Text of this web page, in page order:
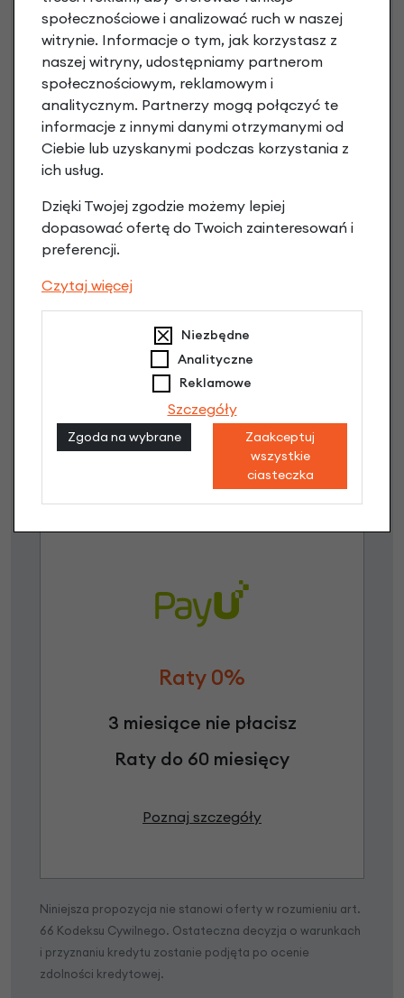
Raty do 60 miesięcy
Poznaj szczegóły
Raty 0%
3 miesiące nie płacisz
Raty do 60 miesięcy
Poznaj szczegóły
Raty 0%
3 miesiące nie płacisz
Raty do 60 miesięcy
Poznaj szczegóły
Niniejsza propozycja nie stanowi oferty w rozumieniu art.
66 Kodeksu Cywilnego. Ostateczna decyzja o warunkach
i przyznaniu kredytu zostanie podjęta po ocenie
zdolności kredytowej.
społecznościowe i analizować ruch w naszej
witrynie. Informacje o tym, jak korzystasz z
naszej witryny, udostępniamy partnerom
społecznościowym, reklamowym i
analitycznym. Partnerzy mogą połączyć te
informacje z innymi danymi otrzymanymi od
Ciebie lub uzyskanymi podczas korzystania z
ich usług.
Dzięki Twojej zgodzie możemy lepiej
dopasować ofertę do Twoich zainteresowań i
preferencji.
Czytaj więcej
Niezbędne
Analityczne
Reklamowe
Szczegóły
Zgoda na wybrane
Zaakceptuj
wszystkie
ciasteczka